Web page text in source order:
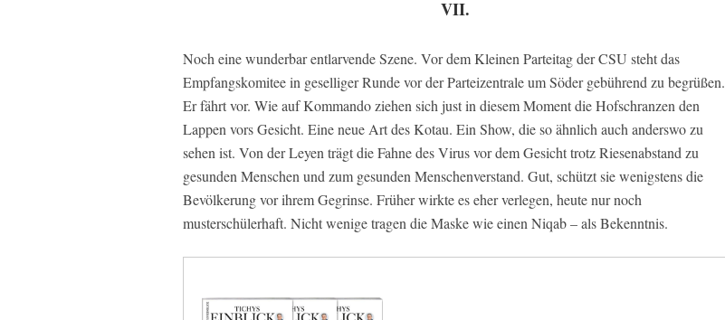
VII.
Noch eine wunderbar entlarvende Szene. Vor dem Kleinen Parteitag der CSU steht das
Empfangskomitee in geselliger Runde vor der Parteizentrale um Söder gebührend zu begrüßen.
Er fährt vor. Wie auf Kommando ziehen sich just in diesem Moment die Hofschranzen den
Lappen vors Gesicht. Eine neue Art des Kotau. Ein Show, die so ähnlich auch anderswo zu
sehen ist. Von der Leyen trägt die Fahne des Virus vor dem Gesicht trotz Riesenabstand zu
gesunden Menschen und zum gesunden Menschenverstand. Gut, schützt sie wenigstens die
Bevölkerung vor ihrem Gegrinse. Früher wirkte es eher verlegen, heute nur noch
musterschülerhaft. Nicht wenige tragen die Maske wie einen Niqab – als Bekenntnis.